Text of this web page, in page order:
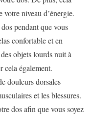
niveau d’énergie.
pendant que vous
confortable et en
objets lourds nuit à
cela également.
douleurs dorsales
et les blessures.
dos afin que vous soyez